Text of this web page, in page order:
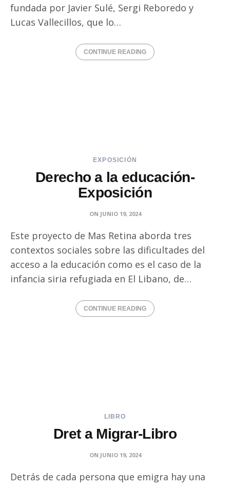
fundada por Javier Sulé, Sergi Reboredo y
Lucas Vallecillos, que lo…
CONTINUE READING
EXPOSICIÓN
Derecho a la educación-
Exposición
ON JUNIO 19, 2024
Este proyecto de Mas Retina aborda tres
contextos sociales sobre las dificultades del
acceso a la educación como es el caso de la
infancia siria refugiada en El Libano, de…
CONTINUE READING
LIBRO
Dret a Migrar-Libro
ON JUNIO 19, 2024
Detrás de cada persona que emigra hay una